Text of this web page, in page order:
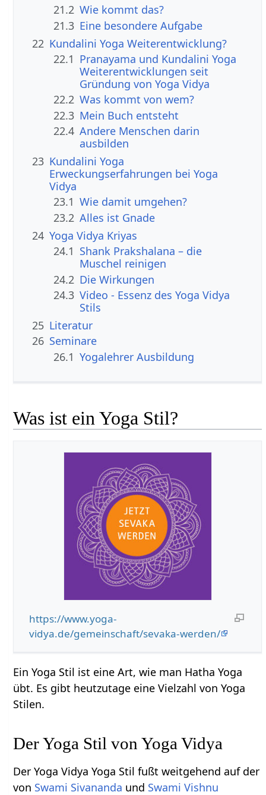
21.2 Wie kommt das?
21.3 Eine besondere Aufgabe
22 Kundalini Yoga Weiterentwicklung?
22.1 Pranayama und Kundalini Yoga
Weiterentwicklungen seit
Gründung von Yoga Vidya
22.2 Was kommt von wem?
22.3 Mein Buch entsteht
22.4 Andere Menschen darin
ausbilden
23 Kundalini Yoga
Erweckungserfahrungen bei Yoga
Vidya
23.1 Wie damit umgehen?
23.2 Alles ist Gnade
24 Yoga Vidya Kriyas
24.1 Shank Prakshalana – die
Muschel reinigen
24.2 Die Wirkungen
24.3 Video - Essenz des Yoga Vidya
Stils
25 Literatur
26 Seminare
26.1 Yogalehrer Ausbildung
Was ist ein Yoga Stil?
https://www.yoga-
vidya.de/gemeinschaft/sevaka-werden/
Ein Yoga Stil ist eine Art, wie man Hatha Yoga
übt. Es gibt heutzutage eine Vielzahl von Yoga
Stilen.
Der Yoga Stil von Yoga Vidya
Der Yoga Vidya Yoga Stil fußt weitgehend auf der
von Swami Sivananda und Swami Vishnu